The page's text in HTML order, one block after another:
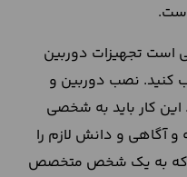
است تجهیزات دوربین
کنید. نصب دوربین و
کار باید به شخصی
آگاهی و دانش لازم را
که به یک شخص متخصص